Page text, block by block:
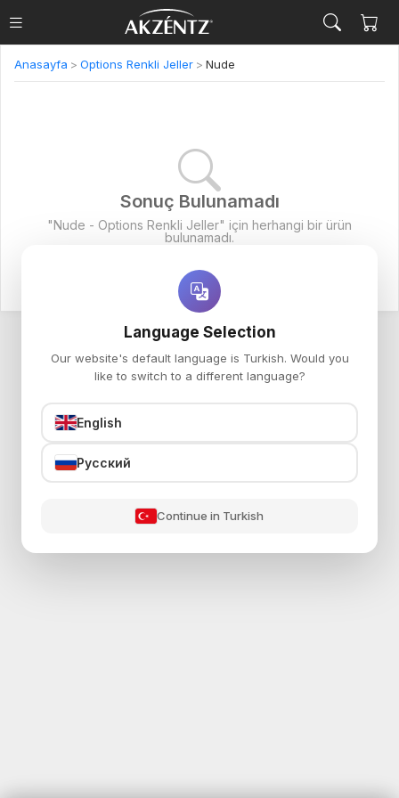
Anasayfa > Options Renkli Jeller > Nude
Sonuç Bulunamadı
"Nude - Options Renkli Jeller" için herhangi bir ürün
bulunamadı.
Language Selection
Our website's default language is Turkish. Would you
like to switch to a different language?
English
Русский
Continue in Turkish